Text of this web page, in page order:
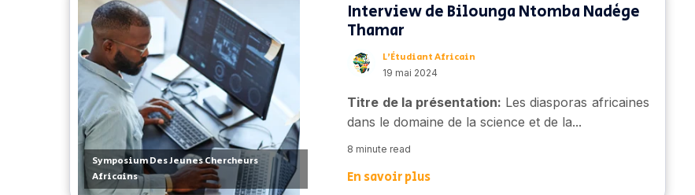
Symposium Des Jeunes Chercheurs
Africains
Interview de Bilounga Ntomba Nadège
Thamar
L’Étudiant Africain
19 mai 2024
Titre de la présentation: Les diasporas africaines
dans le domaine de la science et de la...
8 minute read
En savoir plus